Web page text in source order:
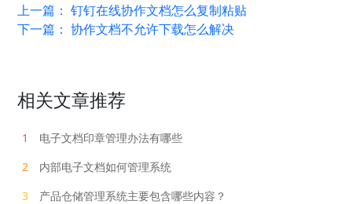
上一篇：钉钉在线协作文档怎么复制粘贴
下一篇：协作文档不允许下载怎么解决
相关文章推荐
1
电子文档印章管理办法有哪些
2
内部电子文档如何管理系统
3
产品仓储管理系统主要包含哪些内容？